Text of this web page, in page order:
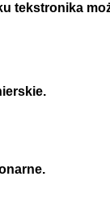
tekstronika